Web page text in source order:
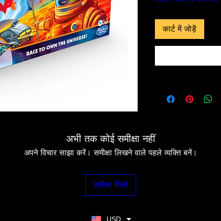
दृश्य त्वरित दृश्य
In-Store & Online
PlayStation 2 - EA Sports NBA
PlayStation 2 -
Collection
कार्ट में जोड़ें
अभी तक कोई समीक्षा नहीं
अपने विचार साझा करें। समीक्षा लिखने वाले पहले व्यक्ति बनें।
समीक्षा लिखें
USD